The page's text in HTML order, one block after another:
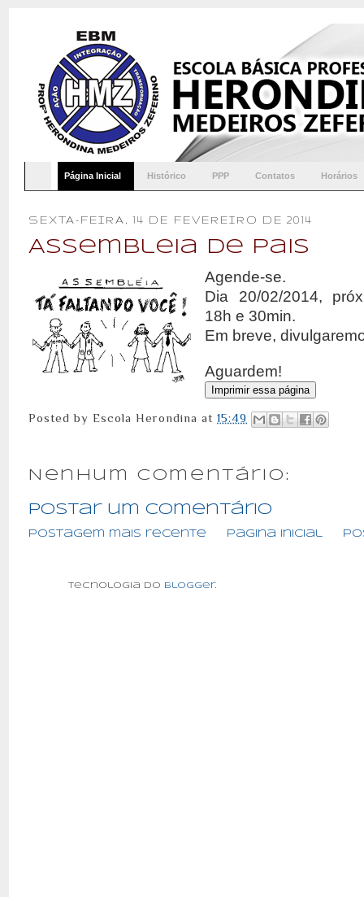
Página Inicial Histórico PPP Contatos Horários
SEXTA-FEIRA, 14 DE FEVEREIRO DE 2014
Assembleia de Pais
Agende-se.
Dia 20/02/2014,
18h e 30min.
Em breve,
Aguardem!
Posted byEscola Herondina at15:49
Nenhum comentário:
Postar um comentário
Postagem mais recente Página inicial
Tecnologia do Blogger.